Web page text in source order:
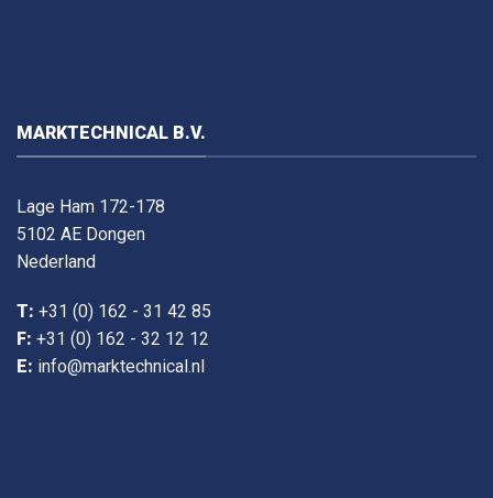
MARKTECHNICAL B.V.
Lage Ham 172-178
5102 AE Dongen
Nederland
T: +31 (0) 162 - 31 42 85
F: +31 (0) 162 - 32 12 12
E: info@marktechnical.nl